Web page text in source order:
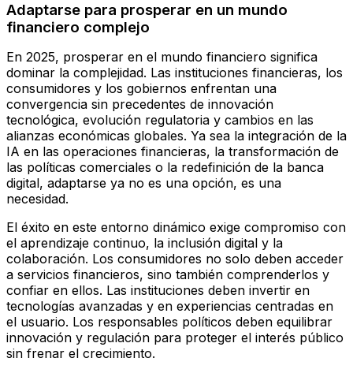
Adaptarse para prosperar en un mundo
financiero complejo
En 2025, prosperar en el mundo financiero significa
dominar la complejidad. Las instituciones financieras, los
consumidores y los gobiernos enfrentan una
convergencia sin precedentes de innovación
tecnológica, evolución regulatoria y cambios en las
alianzas económicas globales. Ya sea la integración de la
IA en las operaciones financieras, la transformación de
las políticas comerciales o la redefinición de la banca
digital, adaptarse ya no es una opción, es una
necesidad.
El éxito en este entorno dinámico exige compromiso con
el aprendizaje continuo, la inclusión digital y la
colaboración. Los consumidores no solo deben acceder
a servicios financieros, sino también comprenderlos y
confiar en ellos. Las instituciones deben invertir en
tecnologías avanzadas y en experiencias centradas en
el usuario. Los responsables políticos deben equilibrar
innovación y regulación para proteger el interés público
sin frenar el crecimiento.